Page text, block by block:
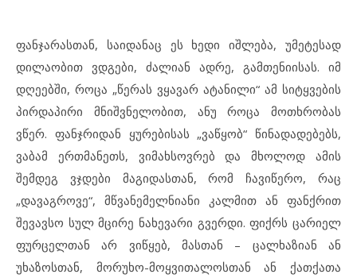
ფანჯარასთან, საიდანაც ეს ხედი იშლება, უმეტესად
დილაობით ვდგები, ძალიან ადრე, გამთენიისას. იმ
დღეებში, როცა „წერას ვყავარ ატანილი“ ამ სიტყვების
პირდაპირი მნიშვნელობით, ანუ როცა მოთხრობას
ვწერ. ფანჯრიდან ყურებისას „ვაწყობ“ წინადადებებს,
ვაბამ ერთმანეთს, ვიმახსოვრებ და მხოლოდ ამის
შემდეგ ვჯდები მაგიდასთან, რომ ჩავიწერო, რაც
„დავაგროვე“, მწვანემელნიანი კალმით ან ფანქრით
შევავსო სულ მცირე ნახევარი გვერდი. ფიქრს ცარიელ
ფურცელთან არ ვიწყებ, მასთან – ცალხაზიან ან
უხაზოსთან, მორუხო-მოყვითალოსთან ან ქათქათა